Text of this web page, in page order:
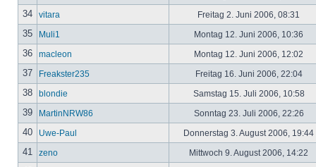
34 vitara Freitag 2. Juni 2006, 08:31
35 Muli1 Montag 12. Juni 2006, 10:36
36 macleon Montag 12. Juni 2006, 12:02
37 Freakster235 Freitag 16. Juni 2006, 22:04
38 blondie Samstag 15. Juli 2006, 10:58
39 MartinNRW86 Sonntag 23. Juli 2006, 22:26
40 Uwe-Paul Donnerstag 3. August 2006, 19:44
41 zeno Mittwoch 9. August 2006, 14:22